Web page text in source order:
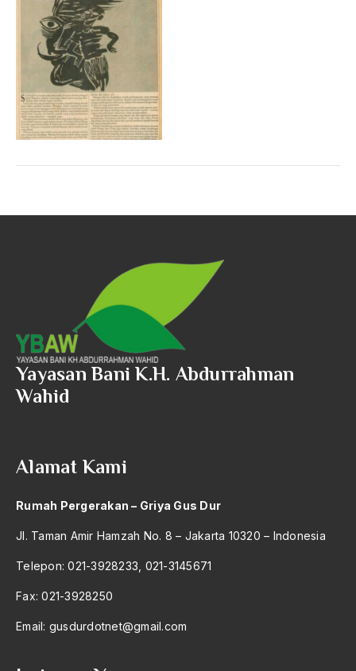
Yayasan Bani K.H. Abdurrahman
Wahid
Alamat Kami
Rumah Pergerakan – Griya Gus Dur
Jl. Taman Amir Hamzah No. 8 – Jakarta 10320 – Indonesia
Telepon: 021-3928233, 021-3145671
Fax: 021-3928250
Email: gusdurdotnet@gmail.com